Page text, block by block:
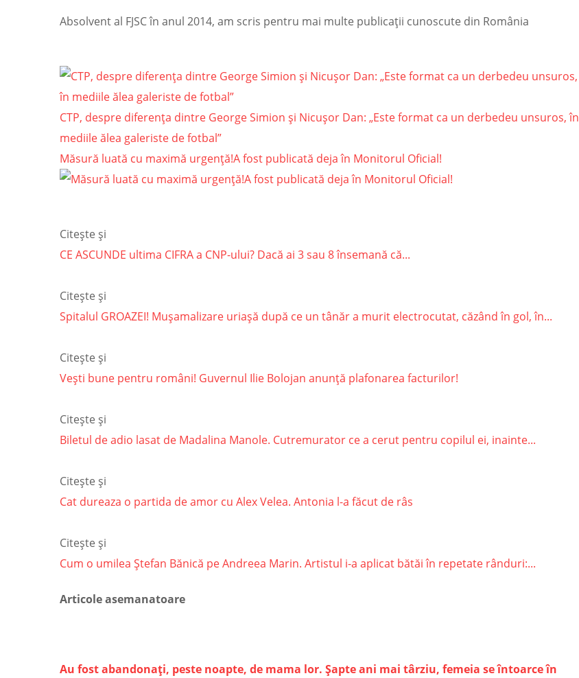
Absolvent al FJSC în anul 2014, am scris pentru mai multe publicații cunoscute din România
CTP, despre diferența dintre George Simion și Nicușor Dan: „Este format ca un derbedeu unsuros, în
mediile ălea galeriste de fotbal”
Măsură luată cu maximă urgență!A fost publicată deja în Monitorul Oficial!
Citește și
CE ASCUNDE ultima CIFRA a CNP-ului? Dacă ai 3 sau 8 însemană că...
Citește și
Spitalul GROAZEI! Mușamalizare uriașă după ce un tânăr a murit electrocutat, căzând în gol, în...
Citește și
Vești bune pentru români! Guvernul Ilie Bolojan anunță plafonarea facturilor!
Citește și
Biletul de adio lasat de Madalina Manole. Cutremurator ce a cerut pentru copilul ei, inainte...
Citește și
Cat dureaza o partida de amor cu Alex Velea. Antonia l-a făcut de râs
Citește și
Cum o umilea Ștefan Bănică pe Andreea Marin. Artistul i-a aplicat bătăi în repetate rânduri:...
Articole asemanatoare
Au fost abandonați, peste noapte, de mama lor. Șapte ani mai târziu, femeia se întoarce în